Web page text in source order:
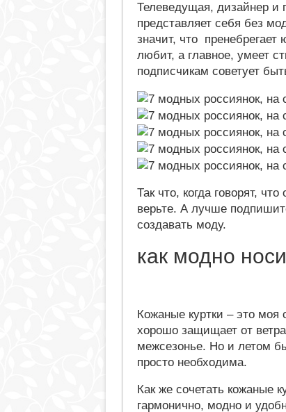
Телеведущая, дизайнер и
представляет себя без
значит, что
любит, а главное, умеет
подписчикам советует
Так что, когда говорят,
верьте. А лучше
создавать моду.
как модно
Кожаные куртки – это моя
хорошо защищает от
межсезонье. Но и летом
просто необходима.
Как же сочетать кожаные
гармонично, модно и